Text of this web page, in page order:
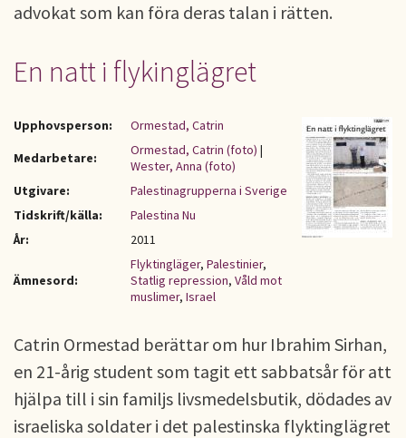
advokat som kan föra deras talan i rätten.
En natt i flykinglägret
Upphovsperson:
Ormestad, Catrin
Medarbetare:
Ormestad, Catrin (foto) |
Wester, Anna (foto)
Utgivare:
Palestinagrupperna i Sverige
Tidskrift/källa:
Palestina Nu
År:
2011
Ämnesord:
Flyktingläger, Palestinier,
Statlig repression, Våld mot
muslimer, Israel
Catrin Ormestad berättar om hur Ibrahim Sirhan,
en 21-årig student som tagit ett sabbatsår för att
hjälpa till i sin familjs livsmedelsbutik, dödades av
israeliska soldater i det palestinska flyktinglägret